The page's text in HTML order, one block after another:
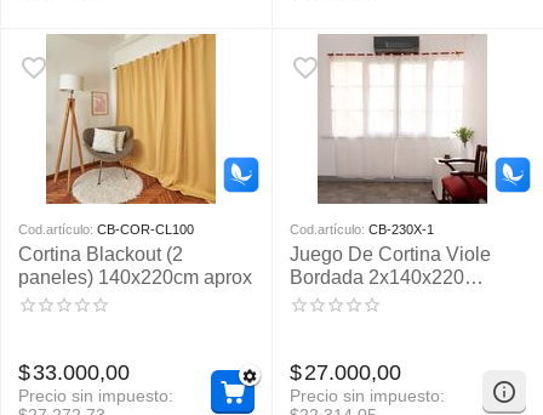
Cod.artículo: CB-COR-CL100
Cortina Blackout (2
paneles) 140x220cm aprox
$33.000,00
Precio sin impuesto:
Cod.artículo: CB-230X-1
Juego De Cortina Viole
Bordada 2x140x220
(Aprox)
$27.000,00
Precio sin impuesto: